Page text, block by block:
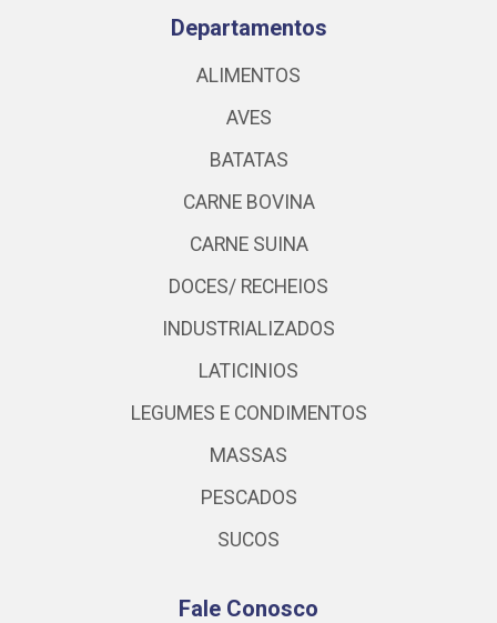
Departamentos
ALIMENTOS
AVES
BATATAS
CARNE BOVINA
CARNE SUINA
DOCES/ RECHEIOS
INDUSTRIALIZADOS
LATICINIOS
LEGUMES E CONDIMENTOS
MASSAS
PESCADOS
SUCOS
Fale Conosco